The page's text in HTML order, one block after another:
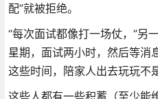
配”就被拒绝。
“每次面试都像打一场仗，”另
星期，面试两小时，然后等消
这些时间，陪家人出去玩玩不
这些人都有一些积蓄（至少能